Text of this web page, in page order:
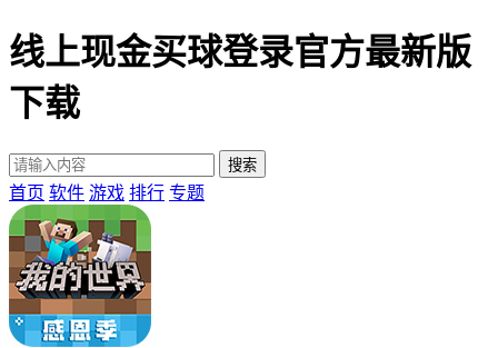
线上现金买球登录官方最新版
下载
首页 软件 游戏 排行 专题